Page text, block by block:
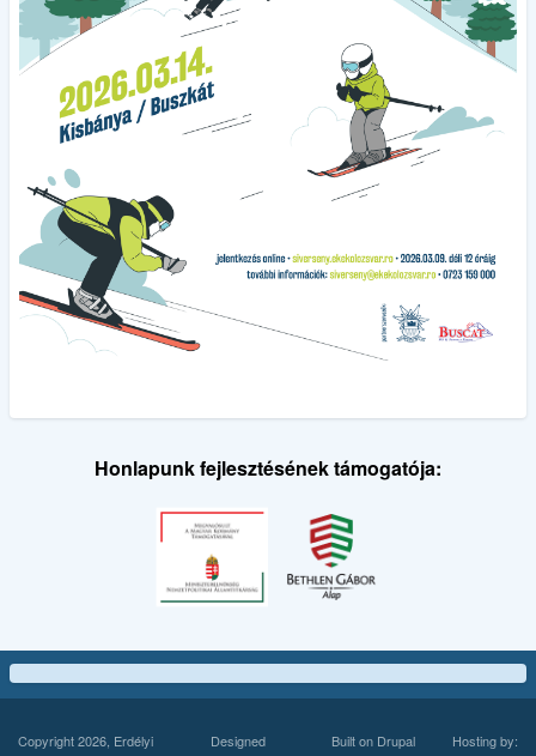
Honlapunk fejlesztésének támogatója:
Copyright 2026, Erdélyi
Designed
Built on Drupal
Hosting by: